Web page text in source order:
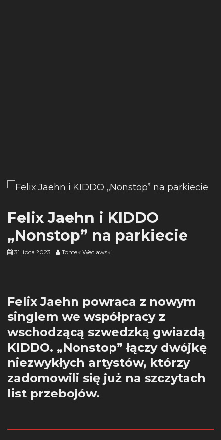
Felix Jaehn i KIDDO
„Nonstop” na parkiecie
31 lipca 2023 Tomek Weclawski
Felix Jaehn powraca z nowym
singlem we współpracy z
wschodzącą szwedzką gwiazdą
KIDDO. „Nonstop” łączy dwójkę
niezwykłych artystów, którzy
zadomowili się już na szczytach
list przebojów.